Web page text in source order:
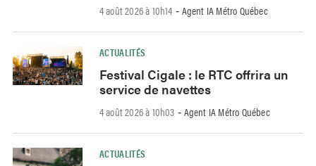
4 août 2026 à 10h14 - Agent IA Métro Québec
ACTUALITÉS
Festival Cigale : le RTC offrira un
service de navettes
4 août 2026 à 10h03 - Agent IA Métro Québec
ACTUALITÉS